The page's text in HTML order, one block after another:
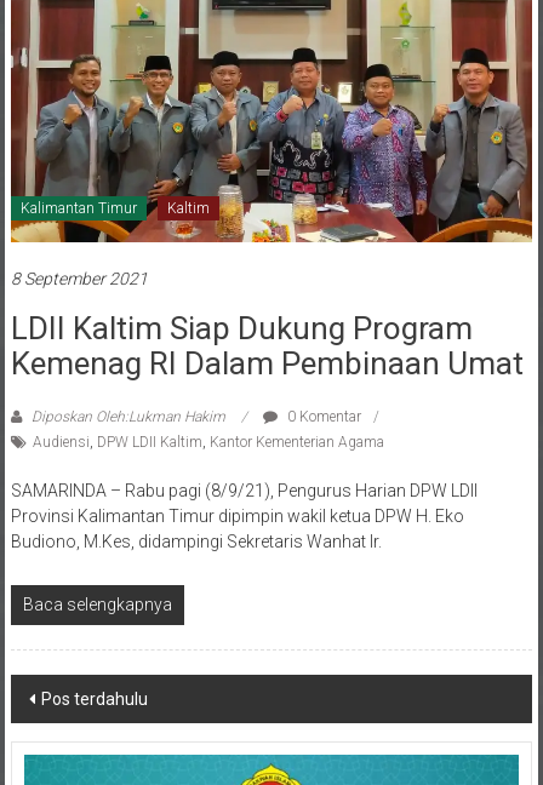
Kalimantan Timur Kaltim
8 September 2021
LDII Kaltim Siap Dukung Program
Kemenag RI Dalam Pembinaan Umat
Diposkan Oleh:Lukman Hakim
0 Komentar
Audiensi, DPW LDII Kaltim, Kantor Kementerian Agama
SAMARINDA – Rabu pagi (8/9/21), Pengurus Harian DPW LDII
Provinsi Kalimantan Timur dipimpin wakil ketua DPW H. Eko
Budiono, M.Kes, didampingi Sekretaris Wanhat Ir.
Baca selengkapnya
Navigasi
pos
Pos terdahulu